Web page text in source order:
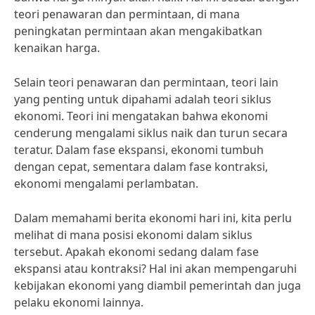
teori penawaran dan permintaan, di mana
peningkatan permintaan akan mengakibatkan
kenaikan harga.
Selain teori penawaran dan permintaan, teori lain
yang penting untuk dipahami adalah teori siklus
ekonomi. Teori ini mengatakan bahwa ekonomi
cenderung mengalami siklus naik dan turun secara
teratur. Dalam fase ekspansi, ekonomi tumbuh
dengan cepat, sementara dalam fase kontraksi,
ekonomi mengalami perlambatan.
Dalam memahami berita ekonomi hari ini, kita perlu
melihat di mana posisi ekonomi dalam siklus
tersebut. Apakah ekonomi sedang dalam fase
ekspansi atau kontraksi? Hal ini akan mempengaruhi
kebijakan ekonomi yang diambil pemerintah dan juga
pelaku ekonomi lainnya.